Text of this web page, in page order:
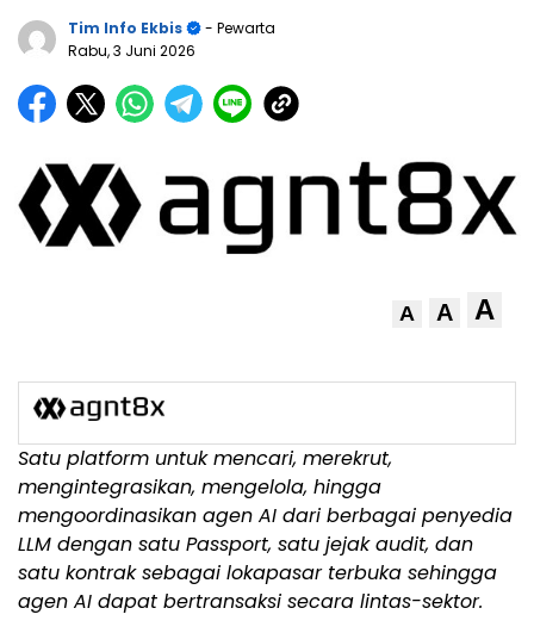
Tim Info Ekbis
- Pewarta
Rabu, 3 Juni 2026
A A A
Satu platform untuk mencari, merekrut,
mengintegrasikan, mengelola, hingga
mengoordinasikan agen AI dari berbagai penyedia
LLM dengan satu Passport, satu jejak audit, dan
satu kontrak sebagai lokapasar terbuka sehingga
agen AI dapat bertransaksi secara lintas-sektor.